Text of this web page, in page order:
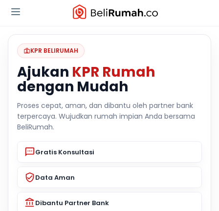
KPR BELIRUMAH
Ajukan KPR Rumah
dengan Mudah
Proses cepat, aman, dan dibantu oleh partner bank
terpercaya. Wujudkan rumah impian Anda bersama
BeliRumah.
Gratis Konsultasi
Data Aman
Dibantu Partner Bank